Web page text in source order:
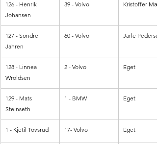
126 - Henrik
Johansen
39 - Volvo Kristoffer
127 - Sondre
Jahren
60 - Volvo Jarle
128 - Linnea
Wroldsen
2 - Volvo Eget
129 - Mats
Steinseth
1 - BMW Eget
1 - Kjetil Tovsrud 17- Volvo Eget